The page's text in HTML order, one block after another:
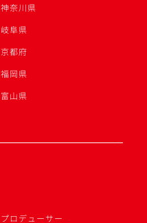
神奈川県
岐阜県
京都府
福岡県
富山県
プロデューサー